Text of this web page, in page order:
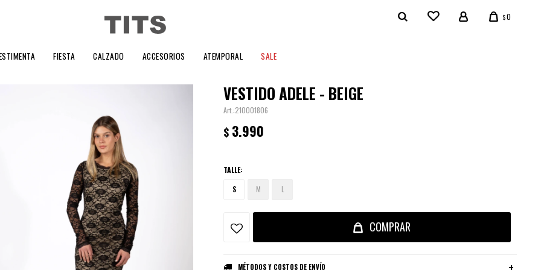
FIESTA CALZADO ACCESORIOS ATEMPORAL SALE
$0
VESTIDO ADELE - BEIGE
210001806
$ 3.990
TALLE:
S M L
COMPRAR
MÉTODOS Y COSTOS DE ENVÍO